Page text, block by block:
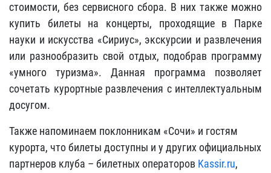
стоимости, без сервисного сбора. В них также можно
купить билеты на концерты, проходящие в Парке
науки и искусства «Сириус», экскурсии и развлечения
или разнообразить свой отдых, подобрав программу
«умного туризма». Данная программа позволяет
сочетать курортные развлечения с интеллектуальным
досугом.
Также напоминаем поклонникам «Сочи» и гостям
курорта, что билеты доступны и у других официальных
партнеров клуба – билетных операторов Kassir.ru,